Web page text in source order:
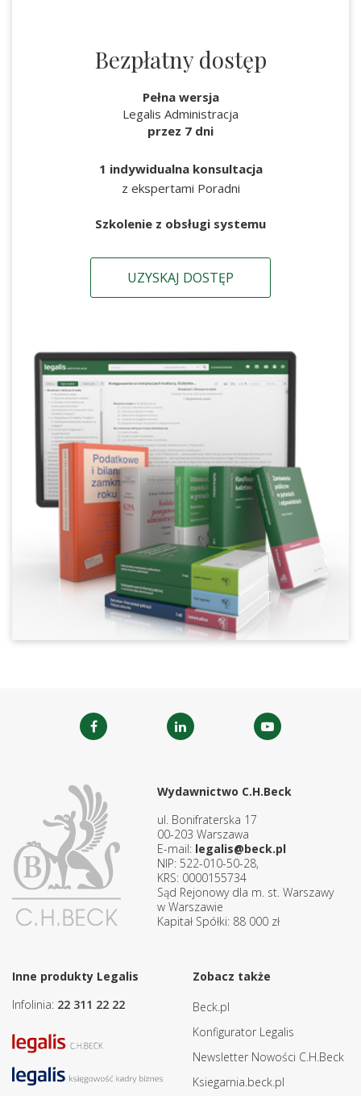
Bezpłatny dostęp
Pełna wersja
Legalis Administracja
przez 7 dni
1 indywidualna konsultacja
z ekspertami Poradni
Szkolenie z obsługi systemu
UZYSKAJ DOSTĘP
Wydawnictwo C.H.Beck
ul. Bonifraterska 17
00-203 Warszawa
E-mail: legalis@beck.pl
NIP: 522-010-50-28,
KRS: 0000155734
Sąd Rejonowy dla m. st. Warszawy
w Warszawie
Kapitał Spółki: 88 000 zł
Inne produkty Legalis
Infolinia: 22 311 22 22
Zobacz także
Beck.pl
Konfigurator Legalis
Newsletter Nowości C.H.Beck
Ksiegarnia.beck.pl